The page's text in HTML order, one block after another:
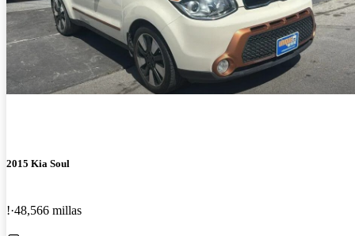
2015 Kia Soul
! 48,566 millas